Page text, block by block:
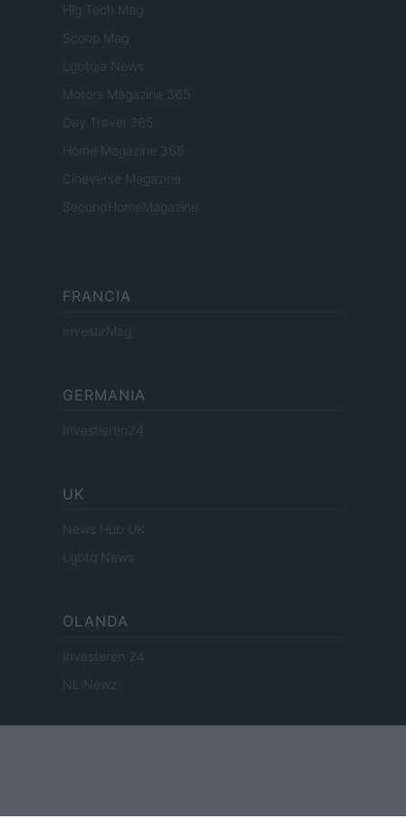
Hig Tech Mag
Scoop Mag
Lgbtqia News
Motors Magazine 365
Day Travel 365
Home Magazine 365
Cineverse Magazine
SecondHomeMagazine
FRANCIA
InvestirMag
GERMANIA
Investieren24
UK
News Hub UK
Lgbtq News
OLANDA
Investeren 24
NL Newz